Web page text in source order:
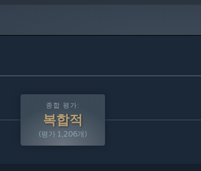
종합 평가:
복합적
(평가 1,206개)